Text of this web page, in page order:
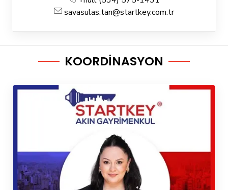
savasulas.tan@startkey.com.tr
KOORDİNASYON